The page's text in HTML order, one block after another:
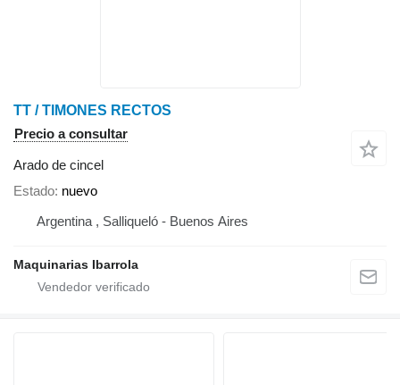
TT / TIMONES RECTOS
Precio a consultar
Arado de cincel
Estado nuevo
Argentina , Salliqueló - Buenos Aires
Maquinarias Ibarrola